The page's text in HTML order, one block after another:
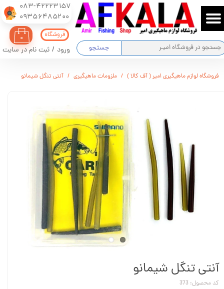
083-42223157
​​​​​​​09356485200
جستجو
۰
ورود / ثبت نام در سایت
حساب کاربری من
تغییر گذر واژه
فروشگاه
فروشگاه لوازم ماهیگیری امیر ( آف کالا ) ملزومات ماهیگیری آنتی تنگل شیمانو
آنتی تنگل شیمانو
کد محصول: 373